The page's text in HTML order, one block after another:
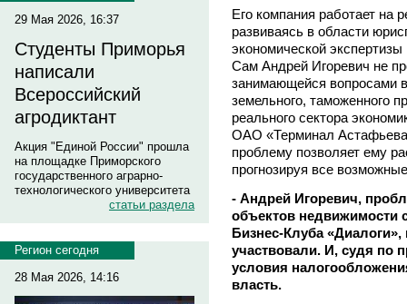
29 Мая 2026, 16:37
Студенты Приморья
написали
Всероссийский
агродиктант
Акция "Единой России" прошла
на площадке Приморского
государственного аграрно-
технологического университета
статьи раздела
Регион сегодня
28 Мая 2026, 14:16
Его компания работает на
развиваясь в области
экономической экспертизы
Сам Андрей Игоревич не
занимающейся вопросами в
земельного, таможенного
реального сектора
ОАО «Терминал
проблему позволяет ему
прогнозируя все
- Андрей Игоревич,
объектов недвижимости
Бизнес-Клуба
участвовали. И, судя по
условия
власть.